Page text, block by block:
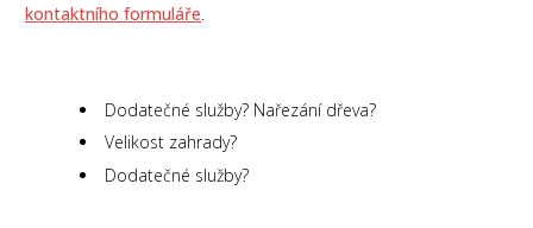
kontaktního formuláře.
Dodatečné služby? Nařezání dřeva?
Velikost zahrady?
Dodatečné služby?